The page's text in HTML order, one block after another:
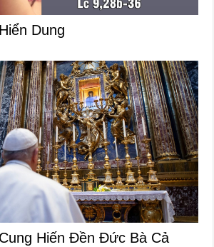
Dung
Hiến Ðền Ðức Bà Cả